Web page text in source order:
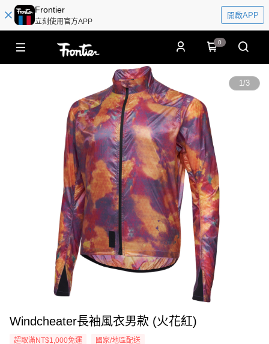
Frontier
立刻使用官方APP
開啟APP
0
1/3
Windcheater長袖風衣男款 (火花紅)
超取滿NT$1,000免運 國家/地區配送